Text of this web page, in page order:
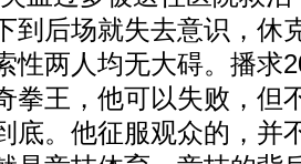
到后场就失去意识，休
性两人均无大碍。播求
拳王，他可以失败，但
底。他征服观众的，并